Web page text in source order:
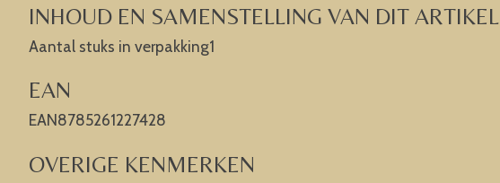
INHOUD EN SAMENSTELLING VAN DIT ARTIKEL
Aantal stuks in verpakking1
EAN
EAN8785261227428
OVERIGE KENMERKEN